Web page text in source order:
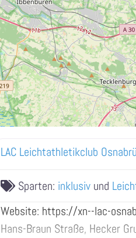
LAC Leichtathletikclub
Sparten: inklusivund
Website: https://xn--lac-
Hans-Braun Straße, Hecker